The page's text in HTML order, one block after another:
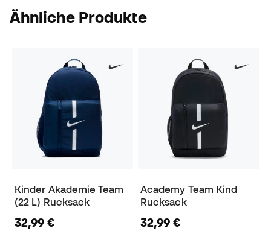
Ähnliche Produkte
Kinder Akademie Team
(22 L) Rucksack
32,99 €
Academy Team Kind
Rucksack
32,99 €